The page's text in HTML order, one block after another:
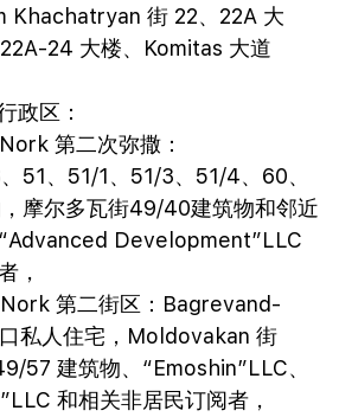
Khachatryan 街 22、22A 大
24 大楼、Komitas 大道
政区：
第二次弥撒：
51、51/1、51/3、51/4、60、
摩尔多瓦街49/40建筑物和邻近
Development”LLC
，
第二街区：Bagrevand-
私人住宅，Moldovakan 街
57 建筑物、“Emoshin”LLC、
和相关非居民订阅者，